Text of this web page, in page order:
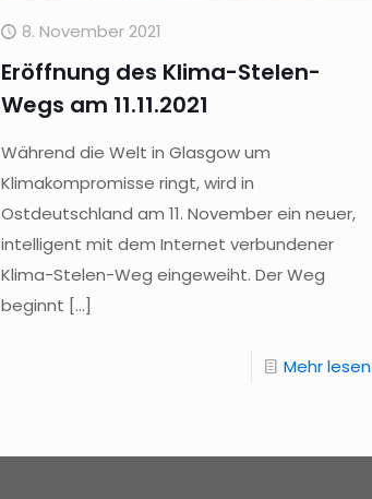
8. November 2021
Eröffnung des Klima-Stelen-
Wegs am 11.11.2021
Während die Welt in Glasgow um
Klimakompromisse ringt, wird in
Ostdeutschland am 11. November ein neuer,
intelligent mit dem Internet verbundener
Klima-Stelen-Weg eingeweiht. Der Weg
beginnt […]
Mehr lesen